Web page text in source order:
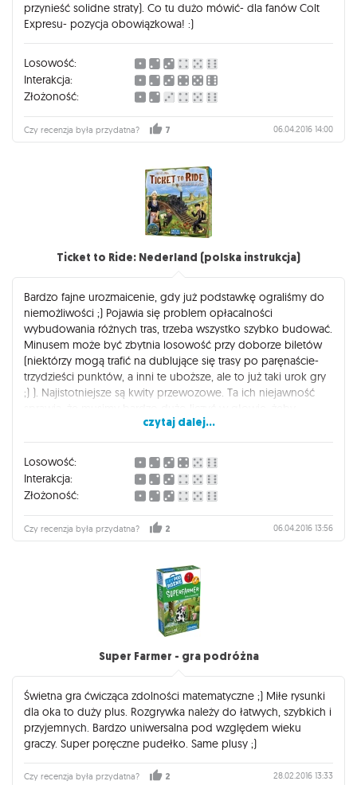
przynieść solidne straty). Co tu dużo mówić- dla fanów Colt
Expresu- pozycja obowiązkowa! :)
Losowość:
Interakcja:
Złożoność:
Czy recenzja była przydatna? 7 06.04.2016 14:00
Ticket to Ride: Nederland (polska instrukcja)
Bardzo fajne urozmaicenie, gdy już podstawkę ograliśmy do
niemożliwości ;) Pojawia się problem opłacalności
wybudowania różnych tras, trzeba wszystko szybko budować.
Minusem może być zbytnia losowość przy doborze biletów
(niektórzy mogą trafić na dublujące się trasy po paręnaście-
trzydzieści punktów, a inni te uboższe, ale to już taki urok gry
;) ). Najistotniejsze są kwity przewozowe. Ta ich niejawność
przewidzieć, ile inni ich mają. Szkoda, więc że aż tyle punktów
dostaje się za przodowanie w ich ilości (niektórym to
urozmaicenie się jednak podoba ;) ). Na koniec nadmienię o
minusie- czytelność nazw miast jest tragiczna, trzeba długo się
przypatrywać mapie (miejmy na uwadze, że większość
Polaków nie orientuje się biegle w topografii Holandii, stąd
intuicyjność tych literek jest marna). Podsumowując: warto
nabyć, ten dodatek wprowadza spory powiew świeżości.
czytaj dalej...
Losowość:
Interakcja:
Złożoność:
Czy recenzja była przydatna? 2 06.04.2016 13:56
Super Farmer - gra podróżna
Świetna gra ćwicząca zdolności matematyczne ;) Miłe rysunki
dla oka to duży plus. Rozgrywka należy do łatwych, szybkich i
przyjemnych. Bardzo uniwersalna pod względem wieku
graczy. Super poręczne pudełko. Same plusy ;)
Czy recenzja była przydatna? 2 28.02.2016 13:33